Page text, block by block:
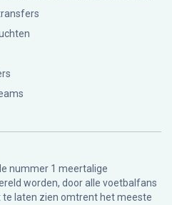
nummer 1 meertalige
worden, door alle voetbalfans
laten zien omtrent het meeste